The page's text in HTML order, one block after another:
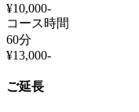
¥10,000-
コース時間
60分
¥13,000-
ご延長